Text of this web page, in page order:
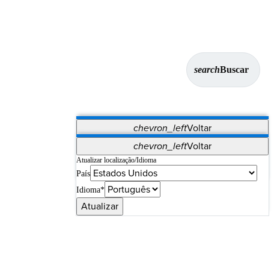
searchBuscar
chevron_leftVoltar
Vet Systems OrthoPedia Patient
Supplier Portal
Synergy Imaging & Resection
chevron_leftVoltar
Atualizar localização/Idioma
País
Idioma*
Atualizar